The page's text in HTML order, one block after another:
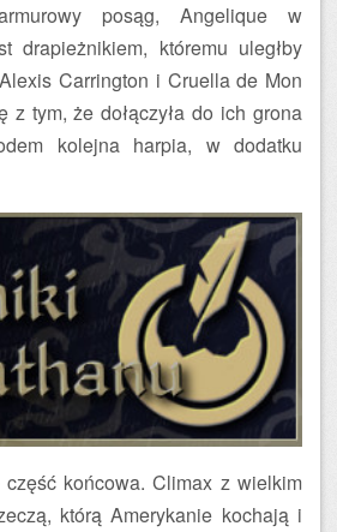
posąg, Angelique w
drapieżnikiem, któremu uległby
Carrington i Cruella de Mon
z tym, że dołączyła do ich grona
kolejna harpia, w dodatku
końcowa. Climax z wielkim
którą Amerykanie kochają i